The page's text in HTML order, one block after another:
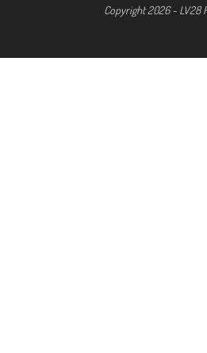
Copyright 2026 - LV28